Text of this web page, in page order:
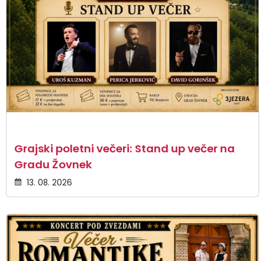
Grajski poletni večeri: Stand up večer na
Gradu Žovnek
13. 08. 2026